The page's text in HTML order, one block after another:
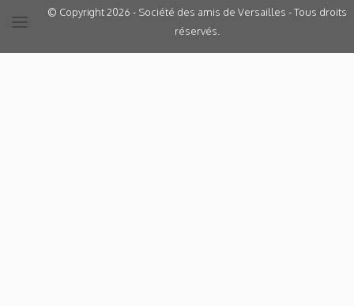
© Copyright 2026 - Société des amis de Versailles - Tous droits
réservés.